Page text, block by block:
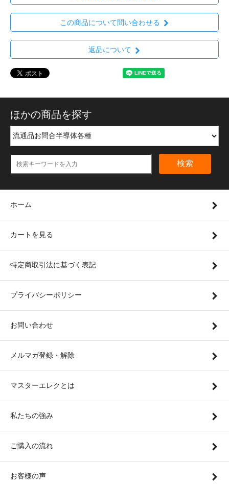
この商品について問い合わせる
返品について
ほかの商品を探す
検索
ホーム
カートを見る
特定商取引法に基づく表記
プライバシーポリシー
お問い合わせ
メルマガ登録・解除
マスターエレクとは
私たちの強み
ご購入の流れ
お客様の声